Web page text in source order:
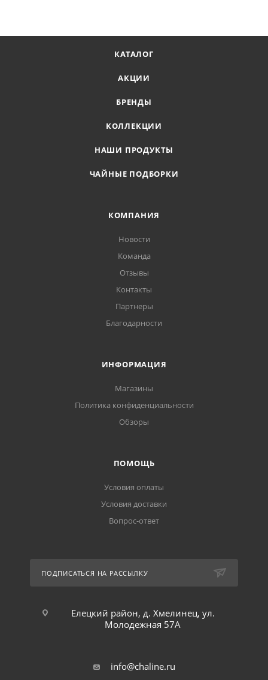
КАТАЛОГ
АКЦИИ
БРЕНДЫ
КОЛЛЕКЦИИ
НАШИ ПРОДУКТЫ
ЧАЙНЫЕ ПОДБОРКИ
КОМПАНИЯ
Новости
Команда
Отзывы
Контакты
Партнеры
Благодарности
ИНФОРМАЦИЯ
Магазины
Политика конфиденциальности
Обзоры
ПОМОЩЬ
Условия оплаты
Условия доставки
Вопрос-ответ
ПОДПИСАТЬСЯ НА РАССЫЛКУ
Елецкий район, д. Хмелинец, ул.
Молодежная 57А
info@chaline.ru